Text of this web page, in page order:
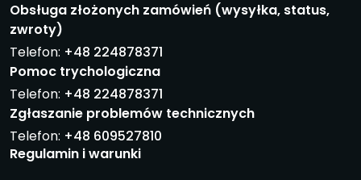
Obsługa złożonych zamówień (wysyłka, status,
zwroty)
Telefon: +48 224878371
Pomoc trychologiczna
Telefon: +48 224878371
Zgłaszanie problemów technicznych
Telefon: +48 609527810
Regulamin i warunki